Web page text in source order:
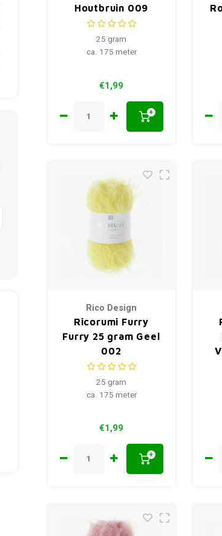
Houtbruin 009
25 gram
ca. 175 meter
€1,99
+
Rico Design
Ricorumi Furry
Furry 25 gram Geel
002
25 gram
ca. 175 meter
€1,99
+